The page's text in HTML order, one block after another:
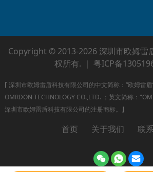
Copyright © 2013-2026 深圳市欧姆雷
权所有. ｜粤ICP备
⌈ 深圳市欧姆雷盾科技有限公司的中文简称：“欧姆雷
OMRDON TECHNOLOGY CO.,LTD. ；英文简称：
深圳市欧姆雷盾科技有限公司的注册商标。 ⌋
首页 关于我们 联